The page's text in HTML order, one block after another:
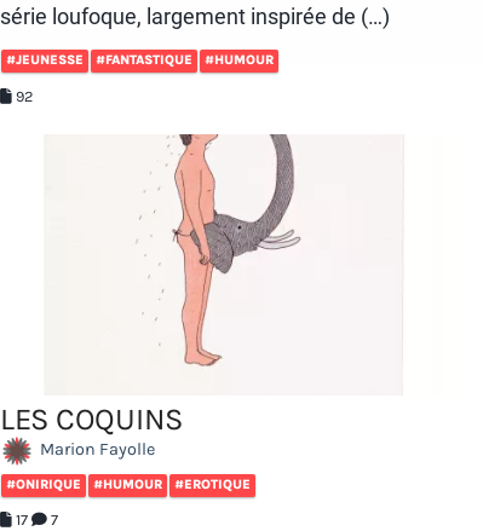
série loufoque, largement inspirée de (…)
#JEUNESSE #FANTASTIQUE #HUMOUR
92
LES COQUINS
Marion Fayolle
#ONIRIQUE #HUMOUR #EROTIQUE
17 7